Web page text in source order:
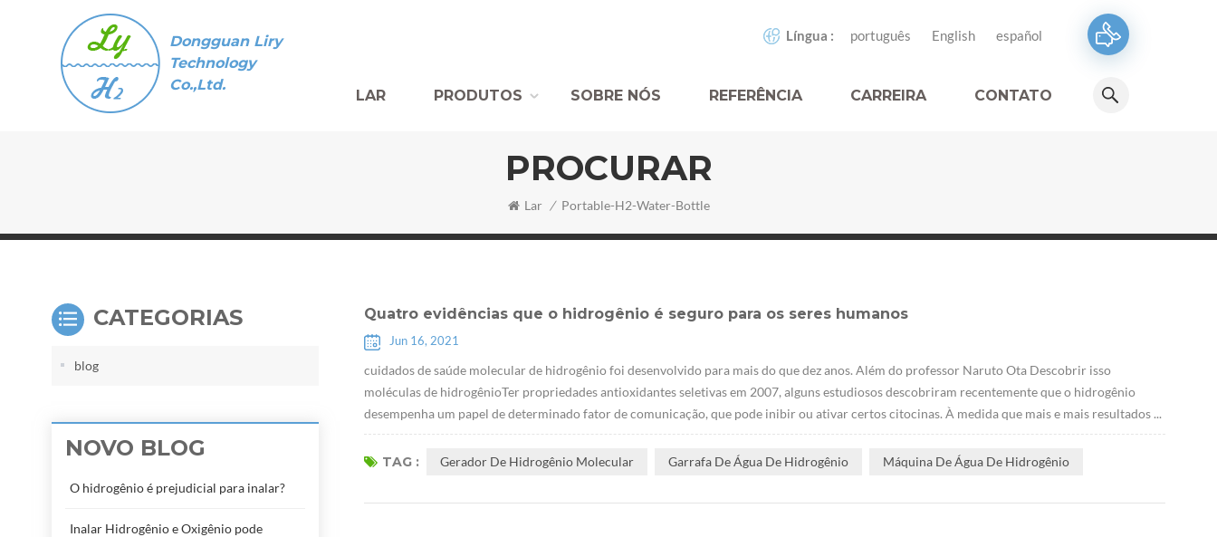
Dongguan Liry
Technology
Co.,Ltd.
Língua : português English español
LAR PRODUTOS SOBRE NÓS REFERÊNCIA CARREIRA CONTATO
PROCURAR
Lar / Portable-H2-Water-Bottle
Quatro evidências que o hidrogênio é seguro para os seres humanos
Jun 16, 2021
cuidados de saúde molecular de hidrogênio foi desenvolvido para mais do que dez anos. Além do professor Naruto Ota Descobrir isso
moléculas de hidrogênioTer propriedades antioxidantes seletivas em 2007, alguns estudiosos descobriram recentemente que o hidrogênio
desempenha um papel de determinado fator de comunicação, que pode inibir ou ativar certos citocinas. À medida que mais e mais resultados ...
TAG : Gerador De Hidrogênio Molecular Garrafa De Água De Hidrogênio Máquina De Água De Hidrogênio
CATEGORIAS
blog
NOVO BLOG
O hidrogênio é prejudicial para inalar?
Inalar Hidrogênio e Oxigênio pode